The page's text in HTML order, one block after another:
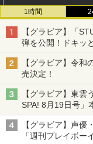
1時間
【グラビア】「
弾を公開！ドキッ
【グラビア】令和
売決定！
【グラビア】東雲
SPA! 8月19日号」
【グラビア】声優
「週刊プレイボー